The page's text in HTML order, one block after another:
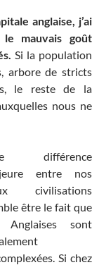
anglaise, j’ai
mauvais goût
Si la population
arbore de stricts
le reste de la
nous ne
différence
entre nos
civilisations
être le fait que
Anglaises sont
Si chez